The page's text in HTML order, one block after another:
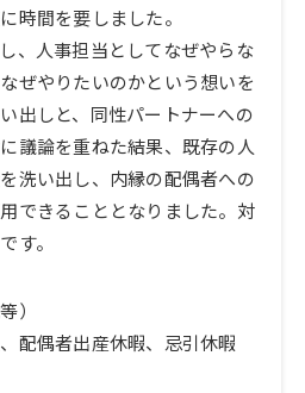
時間を要しました。
、人事担当としてなぜやらな
ぜやりたいのかという想いを
出しと、同性パートナーへの
議論を重ねた結果、既存の人
洗い出し、内縁の配偶者への
できることとなりました。対
す。
）
配偶者出産休暇、忌引休暇